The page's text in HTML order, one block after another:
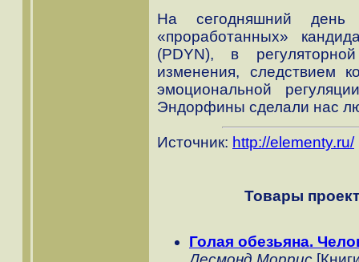
На сегодняшний
«проработанных»
(PDYN), в
изменения, следствием
эмоциональной
Эндорфины сделали нас
Источник: http://elementy.ru/
Товары
Голая обезьяна.